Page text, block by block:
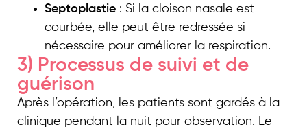
Septoplastie : Si la cloison nasale est
courbée, elle peut être redressée si
nécessaire pour améliorer la respiration.
3) Processus de suivi et de
guérison
Après l’opération, les patients sont gardés à la
clinique pendant la nuit pour observation. Le